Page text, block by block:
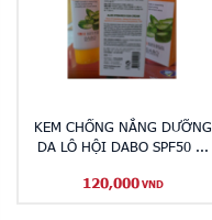
KEM CHỐNG NẮNG DƯỠNG
DA LÔ HỘI DABO SPF50 ...
120,000 VND